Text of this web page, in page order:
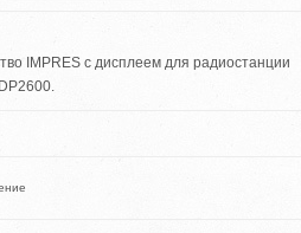
IMPRES с дисплеем для радиостанции